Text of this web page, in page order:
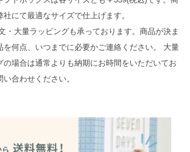
にて最適なサイズで仕上げます。
・大量ラッピングも承っております。商品が決ま
を何点、いつまでに必要かご連絡ください。 大量
の場合は通常よりも納期にお時間をいただいてお
合わせください。